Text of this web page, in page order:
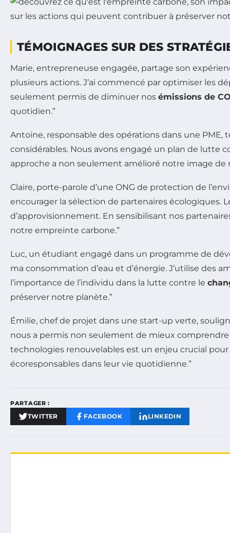
TÉMOIGNAGES SUR DES
Marie, entrepreneuse engagée, partage son
plusieurs actions. J’ai commencé par optimiser les
seulement permis de diminuer nos émissions de
quotidien.”
Antoine, responsable des opérations dans une
considérables. Nous avons engagé un plan de lutte
approche a non seulement amélioré notre image de
Claire, porte-parole d’une ONG de protection de
encourager la sélection de partenaires écologiques.
d’approvisionnement. En sensibilisant nos
notre empreinte carbone.”
Luc, un étudiant engagé dans un programme de
ma consommation d’eau et d’énergie. J’utilise des
l’importance de l’individu dans la lutte contre le
préserver notre planète.”
Émilie, chef de projet dans une start-up verte,
nous a permis non seulement de mieux
technologies renouvelables est un enjeu crucial
écoresponsables dans leur vie quotidienne.”
PARTAGER :
TWITTER FACEBOOK LINKEDIN